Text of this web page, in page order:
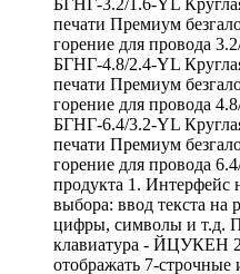
БГНГ-3.2/1.6-YL
печати Премиум
горение для провода
БГНГ-4.8/2.4-YL
печати Премиум
горение для провода
БГНГ-6.4/3.2-YL
печати Премиум
горение для провода
продукта 1. Интерфейс
выбора: ввод текста на
цифры, символы и т.д.
клавиатура - ЙЦУКЕН
отображать 7-